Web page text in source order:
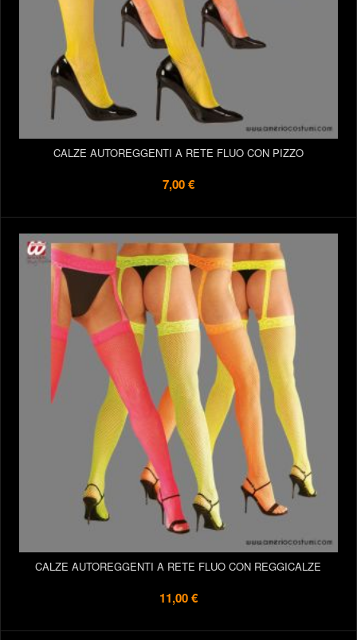
CALZE AUTOREGGENTI A RETE FLUO CON PIZZO
7,00 €
CALZE AUTOREGGENTI A RETE FLUO CON REGGICALZE
11,00 €